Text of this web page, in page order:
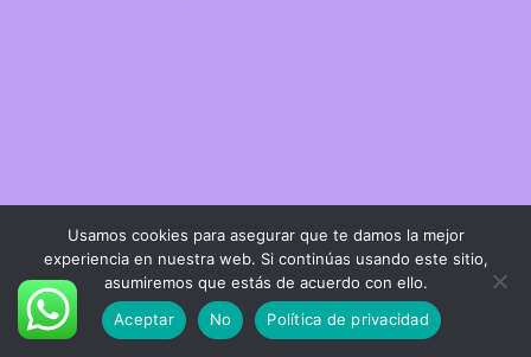
Usamos cookies para asegurar que te damos la mejor
experiencia en nuestra web. Si continúas usando este sitio,
asumiremos que estás de acuerdo con ello.
Aceptar
No Política de privacidad